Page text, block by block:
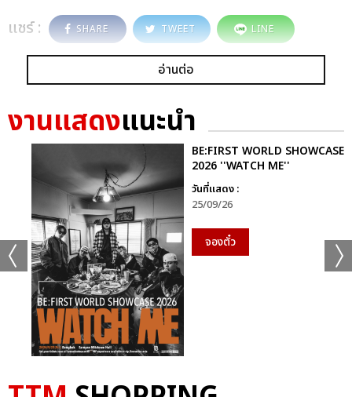
แชร์ : SHARE TWEET LINE
อ่านต่อ
งานแสดงแนะนำ
BE:FIRST WORLD SHOWCASE
2026 ''WATCH ME''
วันที่แสดง :
25/09/26
จองตั๋ว